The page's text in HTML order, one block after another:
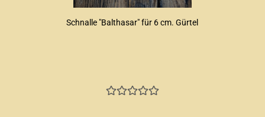
Schnalle "Balthasar" für 6 cm. Gürtel